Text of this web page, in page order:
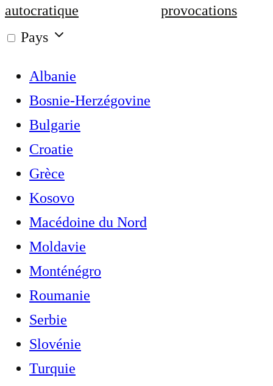
autocratique
provocations
Pays
Albanie
Bosnie-Herzégovine
Bulgarie
Croatie
Grèce
Kosovo
Macédoine du Nord
Moldavie
Monténégro
Roumanie
Serbie
Slovénie
Turquie